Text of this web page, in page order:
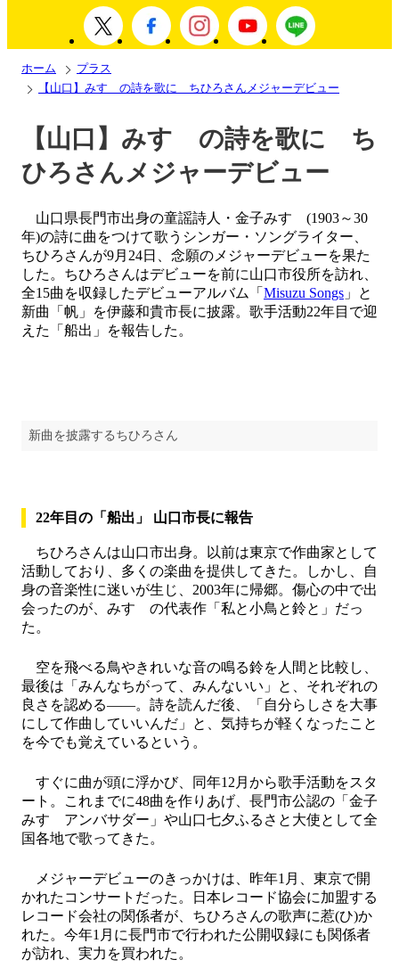
ホーム
プラス
【山口】みすゞの詩を歌に ちひろさんメジャーデビュー
【山口】みすゞの詩を歌に ち
ひろさんメジャーデビュー
山口県長門市出身の童謡詩人・金子みすゞ(1903～30
年)の詩に曲をつけて歌うシンガー・ソングライター、
ちひろさんが9月24日、念願のメジャーデビューを果た
した。ちひろさんはデビューを前に山口市役所を訪れ、
全15曲を収録したデビューアルバム「 Misuzu Songs 」と
新曲「帆」を伊藤和貴市長に披露。歌手活動22年目で迎
えた「船出」を報告した。
新曲を披露するちひろさん
22年目の「船出」 山口市長に報告
ちひろさんは山口市出身。以前は東京で作曲家として
活動しており、多くの楽曲を提供してきた。しかし、自
身の音楽性に迷いが生じ、2003年に帰郷。傷心の中で出
会ったのが、みすゞの代表作「私と小鳥と鈴と」だっ
た。
空を飛べる鳥やきれいな音の鳴る鈴を人間と比較し、
最後は「みんなちがって、みんないい」と、それぞれの
良さを認める――。詩を読んだ後、「自分らしさを大事
にして作曲していいんだ」と、気持ちが軽くなったこと
を今でも覚えているという。
すぐに曲が頭に浮かび、同年12月から歌手活動をスタ
ート。これまでに48曲を作りあげ、長門市公認の「金子
みすゞアンバサダー」や山口七夕ふるさと大使として全
国各地で歌ってきた。
メジャーデビューのきっかけは、昨年1月、東京で開
かれたコンサートだった。日本レコード協会に加盟する
レコード会社の関係者が、ちひろさんの歌声に惹(ひ)か
れた。今年1月に長門市で行われた公開収録にも関係者
が訪れ、実力を買われた。